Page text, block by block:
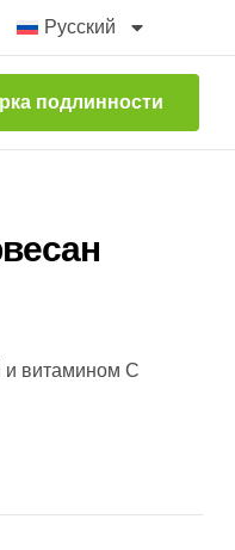
Русский
подлинности
и витамином С